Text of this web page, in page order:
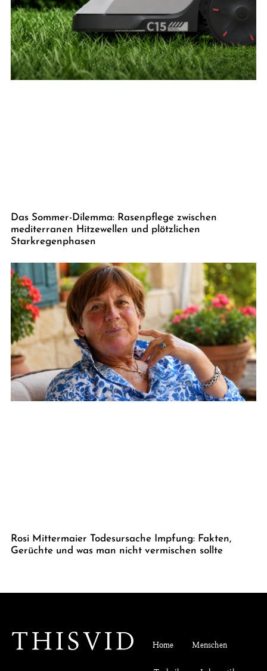
Das Sommer-Dilemma: Rasenpflege zwischen
mediterranen Hitzewellen und plötzlichen
Starkregenphasen
Rosi Mittermaier Todesursache Impfung: Fakten,
Gerüchte und was man nicht vermischen sollte
Home Menschen